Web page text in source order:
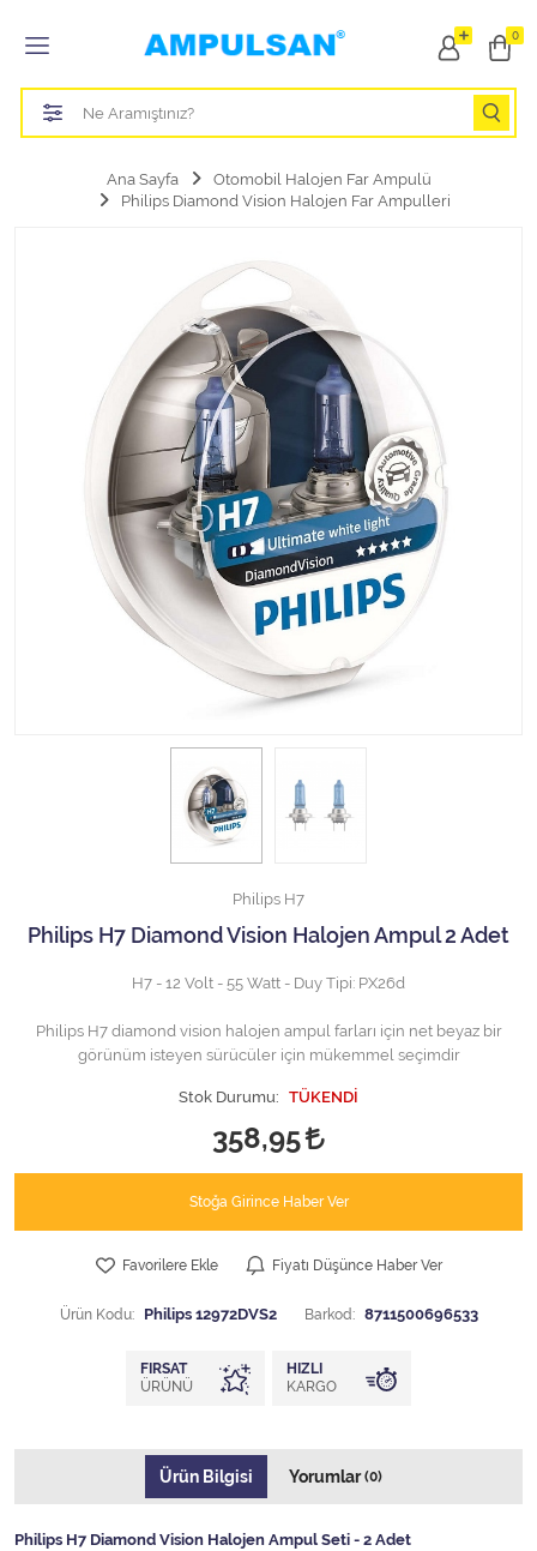
0
Tüm Kategoriler
Led Aydınlatma Ampulü
Otomobil Halojen Far Ampulü
Otomobil Xenon Far Ampulü
Otomobil Led Far Ampulü
Otomobil Halojen Park Ampulü
Otomobil Led Park Ampulü
Otomobil Gösterge Ampulü
Halojen Off Road Rally Ampulü
Motosiklet Halojen Far Ampulü
Kamyon Halojen Far Ampulü
Kamyon Gösterge Ampulü
Ana Sayfa
Otomobil Halojen Far Ampulü
Philips Diamond Vision Halojen Far Ampulleri
Philips H7
Philips H7 Diamond Vision Halojen Ampul 2 Adet
H7 - 12 Volt - 55 Watt - Duy Tipi: PX26d
Philips H7 diamond vision halojen ampul farları için net beyaz bir
görünüm isteyen sürücüler için mükemmel seçimdir
Stok Durumu: TÜKENDİ
358,95
Stoğa Girince Haber Ver
Favorilere Ekle Fiyatı Düşünce Haber Ver
Ürün Kodu: Philips 12972DVS2 Barkod: 8711500696533
FIRSAT
ÜRÜNÜ
HIZLI
KARGO
Ürün Bilgisi Yorumlar(0)
Philips H7 Diamond Vision Halojen Ampul Seti - 2 Adet